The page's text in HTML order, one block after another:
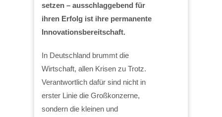
setzen – ausschlaggebend für
ihren Erfolg ist ihre permanente
Innovationsbereitschaft.
In Deutschland brummt die
Wirtschaft, allen Krisen zu Trotz.
Verantwortlich dafür sind nicht in
erster Linie die Großkonzerne,
sondern die kleinen und